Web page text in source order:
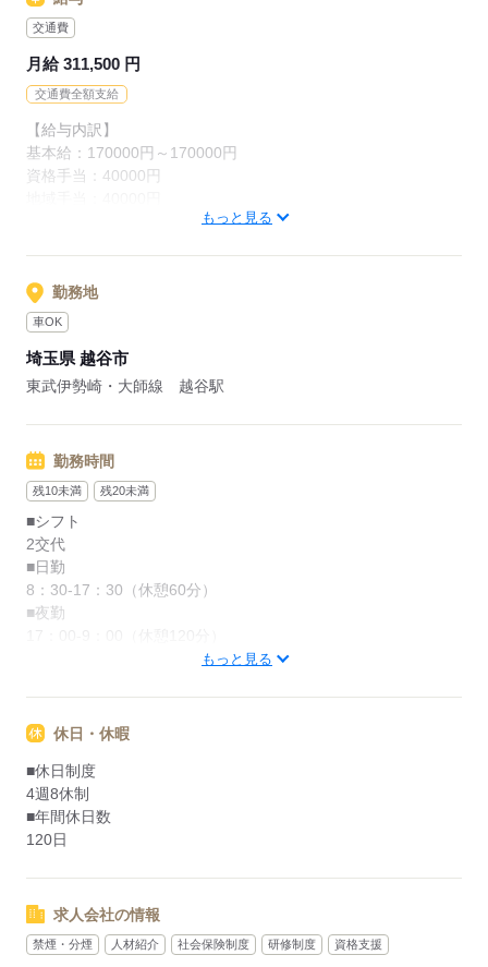
クチャーがあるので専門知識を深めることが可能です。
年間休日120日で、残業も少ないため、メリハリをつけて勤務
賞与も4.17ケ月の支給があり、モチベーションにつながりま
す。
応募する
交通費
月給 311,500 円
交通費全額支給
【給与内訳】
基本給：170000円～170000円
資格手当：40000円
もっと見る
勤務地
車OK
埼玉県 越谷市
東武伊勢崎・大師線 越谷駅
勤務時間
残10未満 残20未満
■シフト
2交代
■日勤
8：30-17：30（休憩60分）
■夜勤
応募する
もっと見る
休日・休暇
■休日制度
4週8休制
■年間休日数
120日
求人会社の情報
禁煙・分煙 人材紹介 社会保険制度 研修制度 資格支援